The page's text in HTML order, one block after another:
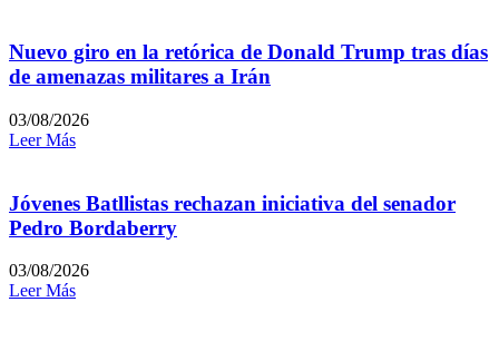
Nuevo giro en la retórica de Donald Trump tras días
de amenazas militares a Irán
03/08/2026
Leer Más
Jóvenes Batllistas rechazan iniciativa del senador
Pedro Bordaberry
03/08/2026
Leer Más